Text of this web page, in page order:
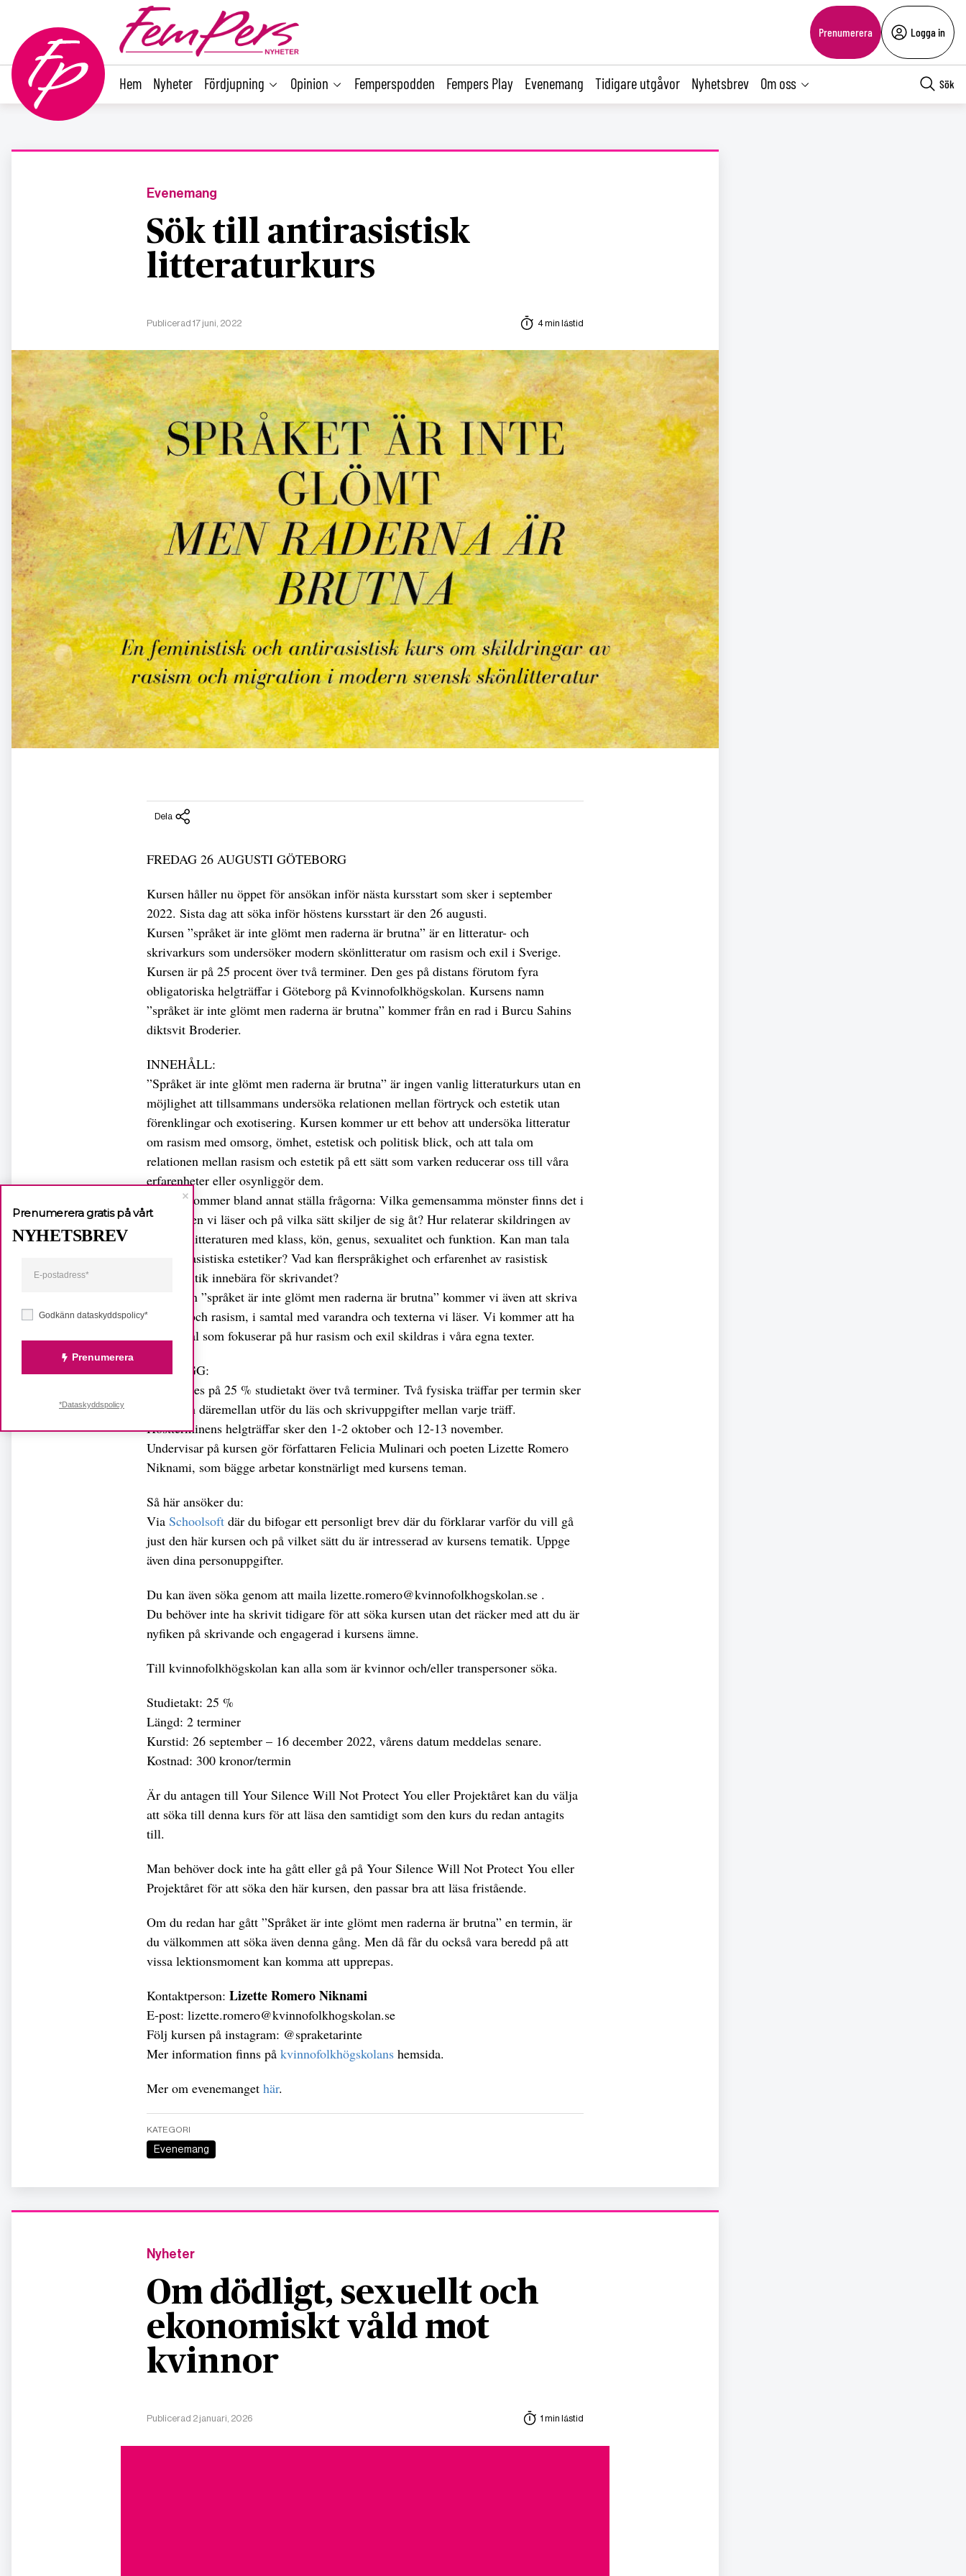
Prenumerera Logga in
Hem Nyheter Fördjupning Opinion Femperspodden Fempers Play Evenemang Tidigare utgåvor Nyhetsbrev Om oss Sök
Evenemang
Sök till antirasistisk
litteraturkurs
Publicerad 17 juni, 2022 4 min lästid
Dela
FREDAG 26 AUGUSTI GÖTEBORG
Kursen håller nu öppet för ansökan inför nästa kursstart som sker i september
2022. Sista dag att söka inför höstens kursstart är den 26 augusti.
Kursen ”språket är inte glömt men raderna är brutna” är en litteratur- och
skrivarkurs som undersöker modern skönlitteratur om rasism och exil i Sverige.
Kursen är på 25 procent över två terminer. Den ges på distans förutom fyra
obligatoriska helgträffar i Göteborg på Kvinnofolkhögskolan. Kursens namn
”språket är inte glömt men raderna är brutna” kommer från en rad i Burcu Sahins
diktsvit Broderier.
INNEHÅLL:
”Språket är inte glömt men raderna är brutna” är ingen vanlig litteraturkurs utan en
möjlighet att tillsammans undersöka relationen mellan förtryck och estetik utan
förenklingar och exotisering. Kursen kommer ur ett behov att undersöka litteratur
om rasism med omsorg, ömhet, estetisk och politisk blick, och att tala om
relationen mellan rasism och estetik på ett sätt som varken reducerar oss till våra
erfarenheter eller osynliggör dem.
Kursen kommer bland annat ställa frågorna: Vilka gemensamma mönster finns det i
litteraturen vi läser och på vilka sätt skiljer de sig åt? Hur relaterar skildringen av
rasism i litteraturen med klass, kön, genus, sexualitet och funktion. Kan man tala
om antirasistiska estetiker? Vad kan flerspråkighet och erfarenhet av rasistisk
språkpolitik innebära för skrivandet?
På kursen ”språket är inte glömt men raderna är brutna” kommer vi även att skriva
om exil och rasism, i samtal med varandra och texterna vi läser. Vi kommer att ha
textsamtal som fokuserar på hur rasism och exil skildras i våra egna texter.
UPPLÄGG:
Kursen ges på 25 % studietakt över två terminer. Två fysiska träffar per termin sker
på skolan däremellan utför du läs och skrivuppgifter mellan varje träff.
Höstterminens helgträffar sker den 1-2 oktober och 12-13 november.
Undervisar på kursen gör författaren Felicia Mulinari och poeten Lizette Romero
Niknami, som bägge arbetar konstnärligt med kursens teman.
Så här ansöker du:
Via Schoolsoft där du bifogar ett personligt brev där du förklarar varför du vill gå
just den här kursen och på vilket sätt du är intresserad av kursens tematik. Uppge
även dina personuppgifter.
Du kan även söka genom att maila lizette.romero@kvinnofolkhogskolan.se .
Du behöver inte ha skrivit tidigare för att söka kursen utan det räcker med att du är
nyfiken på skrivande och engagerad i kursens ämne.
Till kvinnofolkhögskolan kan alla som är kvinnor och/eller transpersoner söka.
Studietakt: 25 %
Längd: 2 terminer
Kurstid: 26 september – 16 december 2022, vårens datum meddelas senare.
Kostnad: 300 kronor/termin
Är du antagen till Your Silence Will Not Protect You eller Projektåret kan du välja
att söka till denna kurs för att läsa den samtidigt som den kurs du redan antagits
till.
Man behöver dock inte ha gått eller gå på Your Silence Will Not Protect You eller
Projektåret för att söka den här kursen, den passar bra att läsa fristående.
Om du redan har gått ”Språket är inte glömt men raderna är brutna” en termin, är
du välkommen att söka även denna gång. Men då får du också vara beredd på att
vissa lektionsmoment kan komma att upprepas.
Kontaktperson: Lizette Romero Niknami
E-post: lizette.romero@kvinnofolkhogskolan.se
Följ kursen på instagram: @spraketarinte
Mer information finns på kvinnofolkhögskolans hemsida.
Mer om evenemanget här.
KATEGORI
Evenemang
Nyheter
Om dödligt, sexuellt och
ekonomiskt våld mot
kvinnor
Publicerad 2 januari, 2026 1 min lästid
Godkänn dataskyddspolicy*
Prenumerera
Prenumerera gratis på vårt
NYHETSBREV
*Dataskyddspolicy